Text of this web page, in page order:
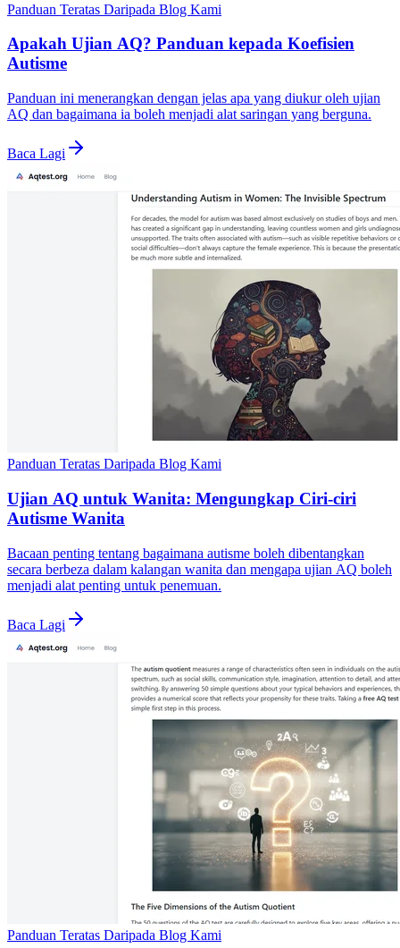
Panduan Teratas Daripada Blog Kami
Apakah Ujian AQ? Panduan kepada Koefisien
Autisme
Panduan ini menerangkan dengan jelas apa yang diukur oleh ujian
AQ dan bagaimana ia boleh menjadi alat saringan yang berguna.
Baca Lagi
Panduan Teratas Daripada Blog Kami
Ujian AQ untuk Wanita: Mengungkap Ciri-ciri
Autisme Wanita
Bacaan penting tentang bagaimana autisme boleh dibentangkan
secara berbeza dalam kalangan wanita dan mengapa ujian AQ boleh
menjadi alat penting untuk penemuan.
Baca Lagi
Panduan Teratas Daripada Blog Kami